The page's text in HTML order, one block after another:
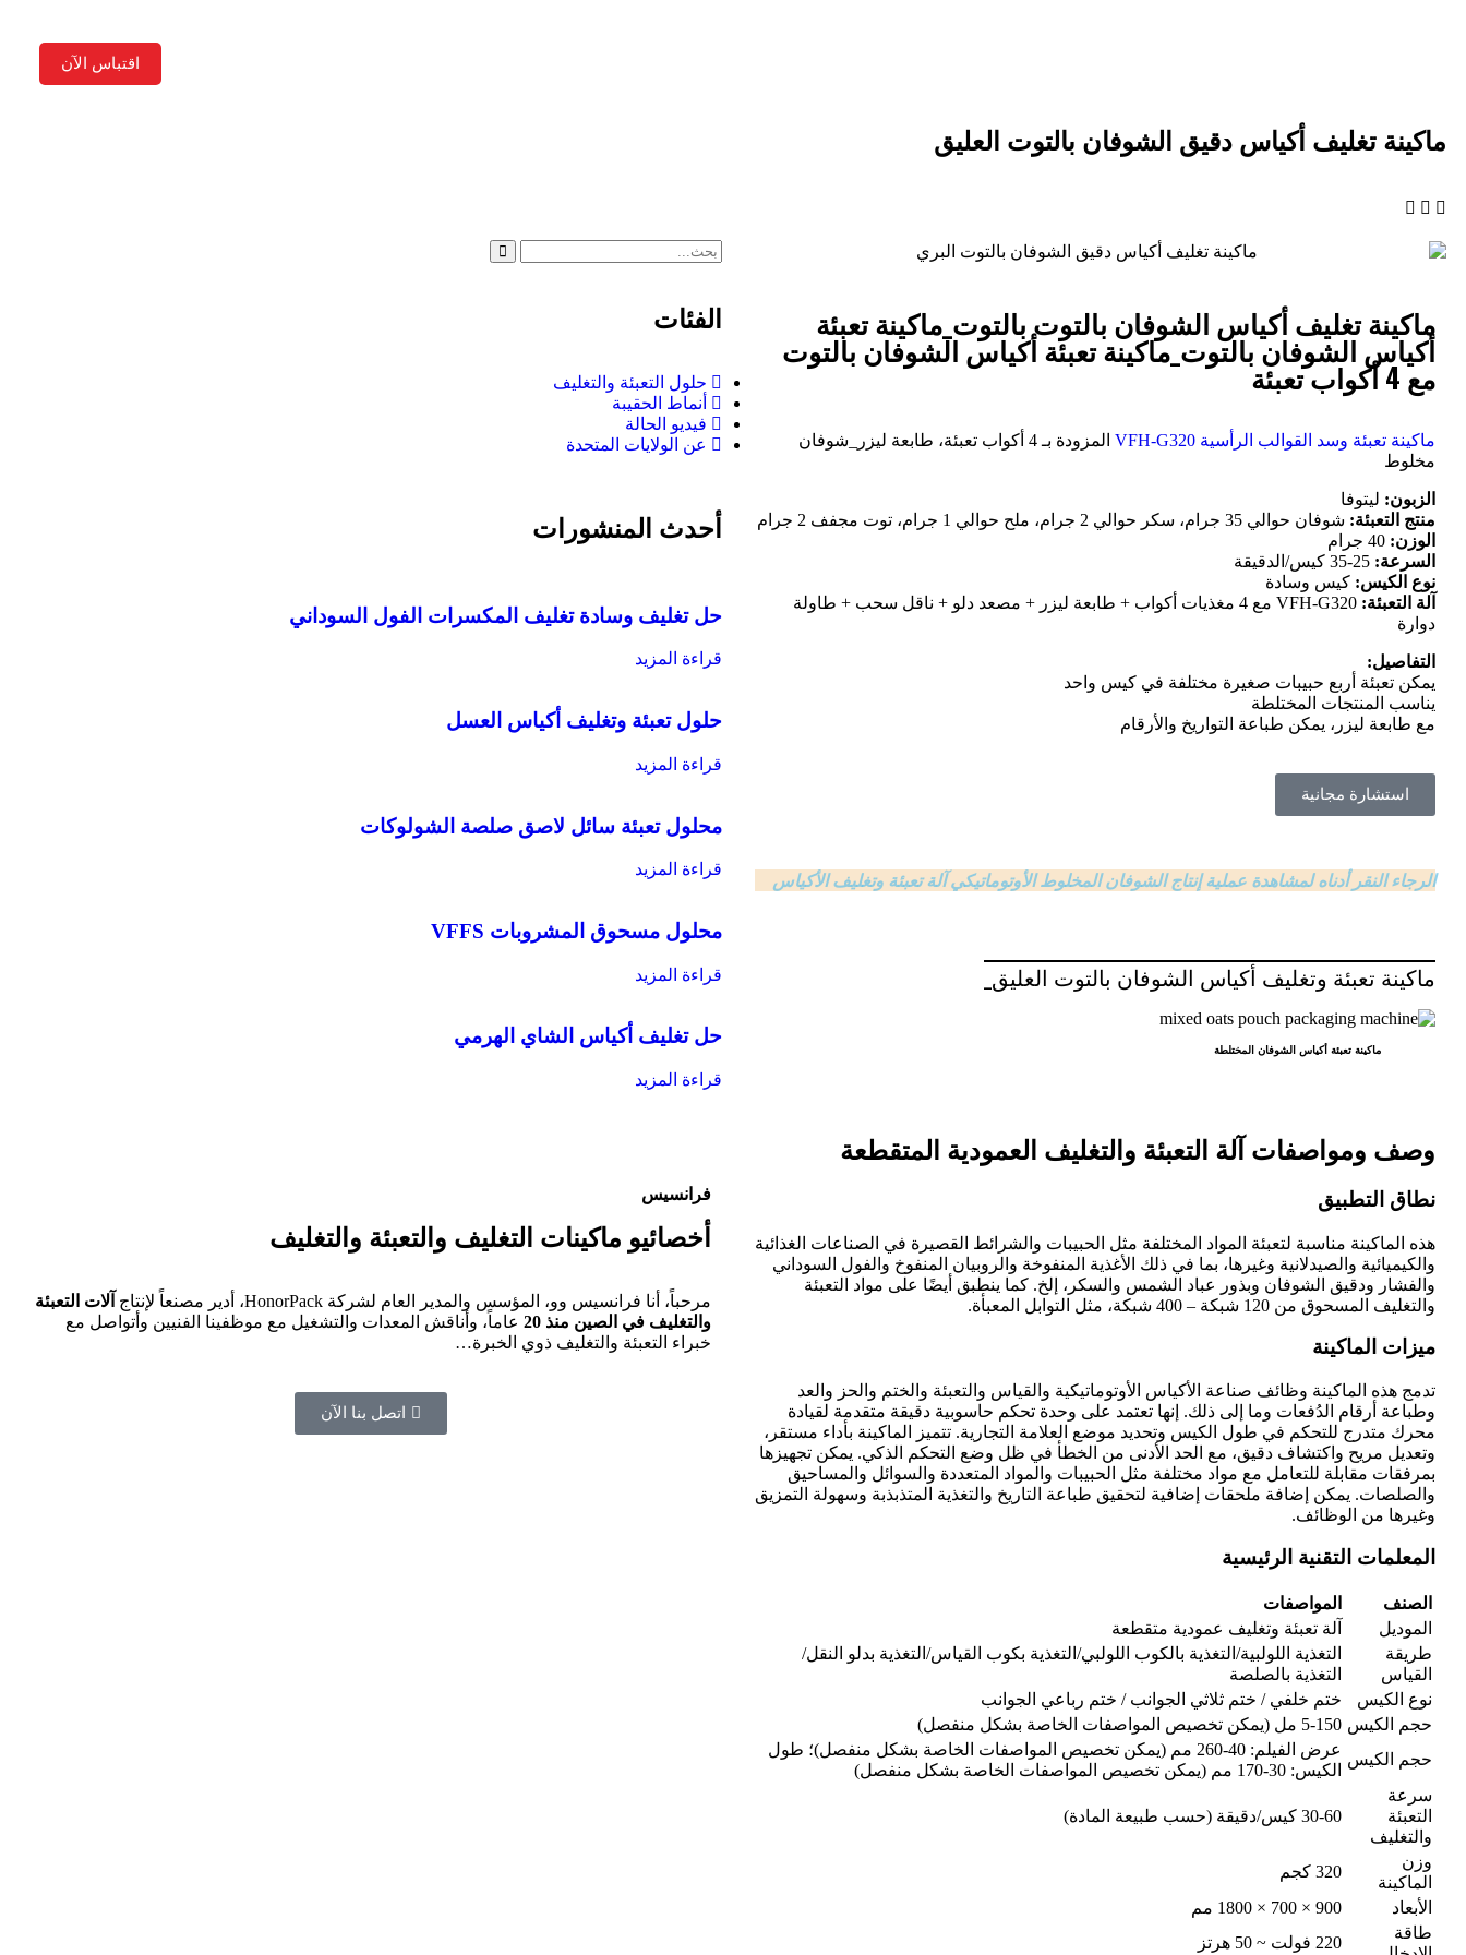
اقتباس الآن
ماكينة تغليف أكياس دقيق الشوفان بالتوت العليق
ماكينة تغليف أكياس الشوفان بالتوت بالتوت_ماكينة تعبئة
أكياس الشوفان بالتوت_ماكينة تعبئة أكياس الشوفان بالتوت
مع 4 أكواب تعبئة
ماكينة تعبئة وسد القوالب الرأسية VFH-G320
المزودة بـ 4 أكواب تعبئة، طابعة ليزر_شوفان
مخلوط
الزبون: ليتوفا
منتج التعبئة: شوفان حوالي 35 جرام، سكر حوالي 2 جرام، ملح حوالي 1 جرام، توت مجفف 2 جرام
الوزن:
السرعة:
نوع الكيس: كيس وسادة
آلة التعبئة:
VFH-G320 مع 4 مغذيات أكواب + طابعة ليزر + مصعد دلو + ناقل سحب + طاولة
دوارة
التفاصيل:
يمكن تعبئة أربع حبيبات صغيرة مختلفة في كيس واحد
يناسب المنتجات المختلطة
مع طابعة ليزر، يمكن طباعة التواريخ والأرقام
استشارة مجانية
الرجاء النقر أدناه لمشاهدة عملية إنتاج الشوفان المخلوط الأوتوماتيكيآلة تعبئة وتغليف الأكياس
ماكينة تعبئة وتغليف أكياس الشوفان بالتوت العليق_
ماكينة تعبئة أكياس الشوفان المختلطة
وصف ومواصفات آلة التعبئة والتغليف العمودية المتقطعة
نطاق التطبيق
هذه الماكينة مناسبة لتعبئة المواد المختلفة مثل الحبيبات والشرائط القصيرة في الصناعات الغذائية
والكيميائية والصيدلانية وغيرها، بما في ذلك الأغذية المنفوخة والروبيان المنفوخ والفول السوداني
والفشار ودقيق الشوفان وبذور عباد الشمس والسكر، إلخ. كما ينطبق أيضًا على مواد التعبئة
والتغليف المسحوق من 120 شبكة – 400 شبكة، مثل التوابل المعبأة.
ميزات الماكينة
تدمج هذه الماكينة وظائف صناعة الأكياس الأوتوماتيكية والقياس والتعبئة والختم والحز والعد
وطباعة أرقام الدُفعات وما إلى ذلك. إنها تعتمد على وحدة تحكم حاسوبية دقيقة متقدمة لقيادة
محرك متدرج للتحكم في طول الكيس وتحديد موضع العلامة التجارية. تتميز الماكينة بأداء مستقر،
وتعديل مريح واكتشاف دقيق، مع الحد الأدنى من الخطأ في ظل وضع التحكم الذكي. يمكن تجهيزها
بمرفقات مقابلة للتعامل مع مواد مختلفة مثل الحبيبات والمواد المتعددة والسوائل والمساحيق
والصلصات. يمكن إضافة ملحقات إضافية لتحقيق طباعة التاريخ والتغذية المتذبذبة وسهولة التمزيق
وغيرها من الوظائف.
المعلمات التقنية الرئيسية
الصنف
المواصفات
الموديل
آلة تعبئة وتغليف عمودية متقطعة
طريقة
القياس
التغذية اللولبية/التغذية بالكوب اللولبي/التغذية بكوب القياس/التغذية بدلو النقل/
التغذية بالصلصة
نوع الكيس
ختم خلفي / ختم ثلاثي الجوانب / ختم رباعي الجوانب
حجم الكيس 5-150 مل (يمكن تخصيص المواصفات الخاصة بشكل منفصل)
حجم الكيس
عرض الفيلم: 40-260 مم (يمكن تخصيص المواصفات الخاصة بشكل منفصل)؛ طول
الكيس: 30-170 مم (يمكن تخصيص المواصفات الخاصة بشكل منفصل)
سرعة
التعبئة
والتغليف
30-60 كيس/دقيقة (حسب طبيعة المادة)
وزن
الماكينة
320 كجم
الأبعاد
900 × 700 × 1800 مم
طاقة
220 فولت ~ 50 هرتز
الفئات
حلول التعبئة والتغليف
أنماط الحقيبة
فيديو الحالة
عن الولايات المتحدة
أحدث المنشورات
حل تغليف وسادة تغليف المكسرات الفول السوداني
قراءة المزيد
حلول تعبئة وتغليف أكياس العسل
قراءة المزيد
محلول تعبئة سائل لاصق صلصة الشولوكات
قراءة المزيد
محلول مسحوق المشروبات VFFS
قراءة المزيد
حل تغليف أكياس الشاي الهرمي
قراءة المزيد
فرانسيس
أخصائيو ماكينات التغليف والتعبئة والتغليف
مرحباً، أنا فرانسيس وو، المؤسس والمدير العام لشركة HonorPack، أدير مصنعاً لإنتاج
آلات التعبئة
والتغليف في الصين منذ 20
عاماً، وأناقش المعدات والتشغيل مع موظفينا الفنيين وأتواصل مع
خبراء التعبئة والتغليف ذوي الخبرة…
اتصل بنا الآن